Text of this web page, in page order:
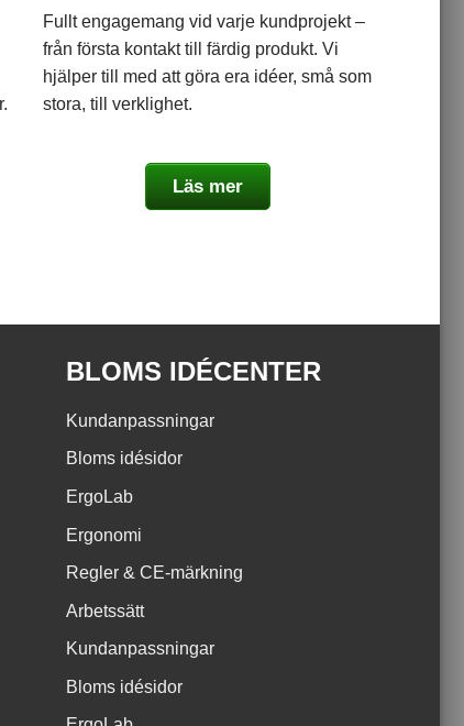
Fullt engagemang vid varje kundprojekt –
från första kontakt till färdig produkt. Vi
hjälper till med att göra era idéer, små som
stora, till verklighet.
Läs mer
BLOMS IDÉCENTER
Kundanpassningar
Bloms idésidor
ErgoLab
Ergonomi
Regler & CE-märkning
Arbetssätt
Kundanpassningar
Bloms idésidor